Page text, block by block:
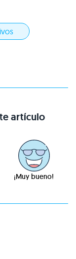
artículo
¡Muy bueno!